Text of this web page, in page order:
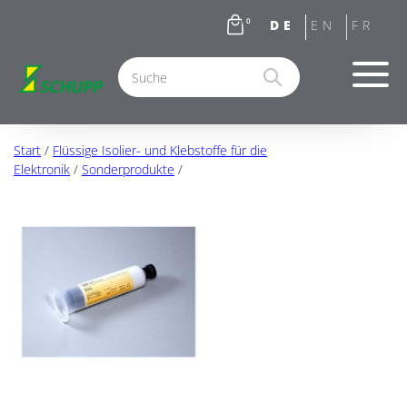
0
Start / Flüssige Isolier- und Klebstoffe für die
Elektronik / Sonderprodukte /